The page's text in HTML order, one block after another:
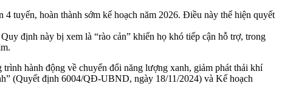
tuyến, hoàn thành sớm kế hoạch năm 2026. Điều này thể hiện quyết
định này bị xem là “rào cản” khiến họ khó tiếp cận hỗ trợ, trong
hành động về chuyển đổi năng lượng xanh, giảm phát thải khí
(Quyết định 6004/QĐ-UBND, ngày 18/11/2024) và Kế hoạch